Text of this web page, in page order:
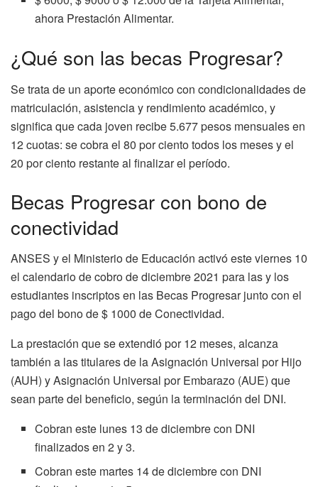
ahora Prestación Alimentar.
¿Qué son las becas Progresar?
Se trata de un aporte económico con condicionalidades de
matriculación, asistencia y rendimiento académico, y
significa que cada joven recibe 5.677 pesos mensuales en
12 cuotas: se cobra el 80 por ciento todos los meses y el
20 por ciento restante al finalizar el período.
Becas Progresar con bono de
conectividad
ANSES y el Ministerio de Educación activó este viernes 10
el calendario de cobro de diciembre 2021 para las y los
estudiantes inscriptos en las Becas Progresar junto con el
pago del bono de $ 1000 de Conectividad.
La prestación que se extendió por 12 meses, alcanza
también a las titulares de la Asignación Universal por Hijo
(AUH) y Asignación Universal por Embarazo (AUE) que
sean parte del beneficio, según la terminación del DNI.
Cobran este lunes 13 de diciembre con DNI
finalizados en 2 y 3.
Cobran este martes 14 de diciembre con DNI